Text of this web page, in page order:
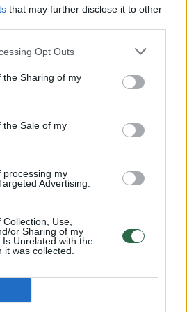
that may further disclose it to other
Opt Outs
the Sharing of my
the Sale of my
processing my
Advertising.
Use,
or Sharing of my
Unrelated with the
was collected.
00:00:57
Vilniaus Vakarinis aplinkkelis:
yra neteisus
Visi įrašai